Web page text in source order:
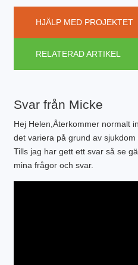
PLATTA – TILLBYGGNAD
PLATTA – VÄXTHUS
MEKANISKT VENTGOLV
RADONSÄKRA DIN KÄLLARE
SÄTTNINGSSKADOR
MARK & TRÄDGÅRD
L-STÖD OCH STÖDMURAR
KANTELEMENT
PLINTGRUND
HJÄLP MED PROJEKTET
RELATERAD ARTIKEL
Svar från Micke
Hej Helen,Återkommer normalt
det variera på grund av sjukdom
Tills jag har gett ett svar så se
mina frågor och svar.